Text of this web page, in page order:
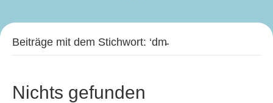
Beiträge mit dem Stichwort: ‘dm̵
Nichts gefunden